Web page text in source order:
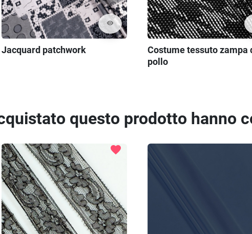
visibility
Jacquard patchwork
Costume tessuto zampa
pollo
questo prodotto hanno
favorite